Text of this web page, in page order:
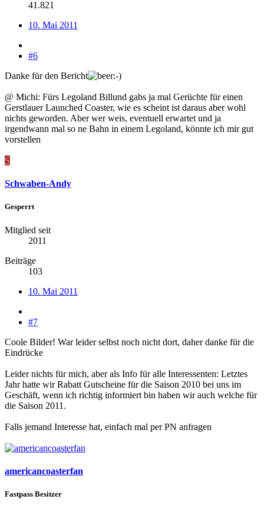
41.821
10. Mai 2011
#6
Danke für den Bericht
@ Michi: Fürs Legoland Billund gabs ja mal Gerüchte für einen
Gerstlauer Launched Coaster, wie es scheint ist daraus aber wohl
nichts geworden. Aber wer weis, eventuell erwartet und ja
irgendwann mal so ne Bahn in einem Legoland, könnte ich mir gut
vorstellen
S
Schwaben-Andy
Gesperrt
Mitglied seit
2011
Beiträge
103
10. Mai 2011
#7
Coole Bilder! War leider selbst noch nicht dort, daher danke für die
Eindrücke
Leider nichts für mich, aber als Info für alle Interessenten: Letztes
Jahr hatte wir Rabatt Gutscheine für die Saison 2010 bei uns im
Geschäft, wenn ich richtig informiert bin haben wir auch welche für
die Saison 2011.
Falls jemand Interesse hat, einfach mal per PN anfragen
americancoasterfan
Fastpass Besitzer